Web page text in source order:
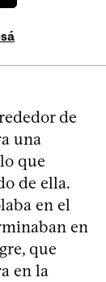
de
una
que
de ella.
en el
en
que
en la